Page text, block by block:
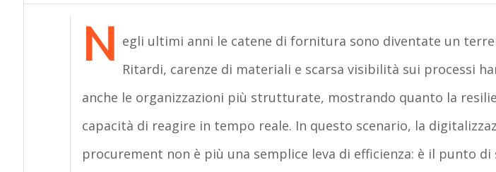
N egli ultimi anni le catene di fornitura sono diventate un
Ritardi, carenze di materiali e scarsa visibilità sui processi
anche le organizzazioni più strutturate, mostrando quanto la
capacità di reagire in tempo reale. In questo scenario, la
procurement non è più una semplice leva di efficienza: è il punto